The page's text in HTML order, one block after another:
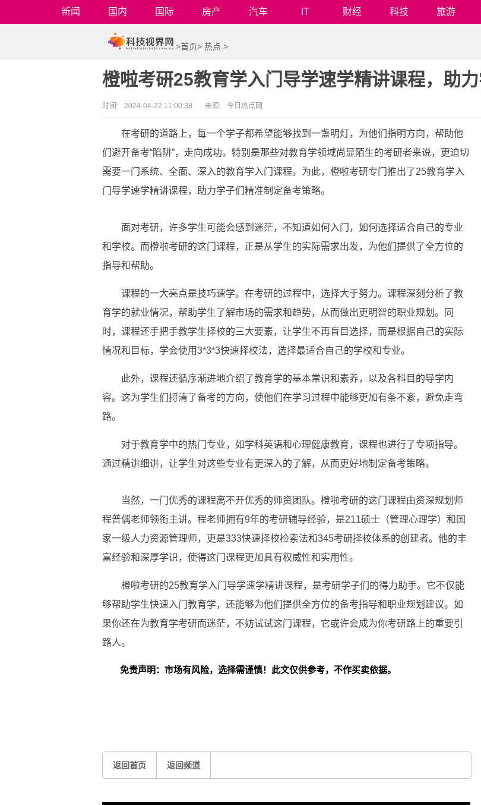
新闻 国内 国际 房产 汽车 IT 财经 科技 旅游
>首页> 热点 >
橙啦考研25教育学入门导学速学精讲课程，助
时间: 2024-04-22 11:00:38 来源: 今日热点网
在考研的道路上，每一个学子都希望能够找到一盏明灯，为他们指明方向，帮助他
们避开备考“陷阱”，走向成功。特别是那些对教育学领域尚显陌生的考研者来说，更迫切
需要一门系统、全面、深入的教育学入门课程。为此，橙啦考研专门推出了25教育学入
门导学速学精讲课程，助力学子们精准制定备考策略。
面对考研，许多学生可能会感到迷茫，不知道如何入门，如何选择适合自己的专业
和学校。而橙啦考研的这门课程，正是从学生的实际需求出发，为他们提供了全方位的
指导和帮助。
课程的一大亮点是技巧速学。在考研的过程中，选择大于努力。课程深刻分析了教
育学的就业情况，帮助学生了解市场的需求和趋势，从而做出更明智的职业规划。同
时，课程还手把手教学生择校的三大要素，让学生不再盲目选择，而是根据自己的实际
情况和目标，学会使用3*3*3快速择校法，选择最适合自己的学校和专业。
此外，课程还循序渐进地介绍了教育学的基本常识和素养，以及各科目的导学内
容。这为学生们捋清了备考的方向，使他们在学习过程中能够更加有条不紊，避免走弯
路。
对于教育学中的热门专业，如学科英语和心理健康教育，课程也进行了专项指导。
通过精讲细讲，让学生对这些专业有更深入的了解，从而更好地制定备考策略。
当然，一门优秀的课程离不开优秀的师资团队。橙啦考研的这门课程由资深规划师
程普偶老师领衔主讲。程老师拥有9年的考研辅导经验，是211硕士（管理心理学）和 国
家一级人力资源管理师，更是333快速择校检索法和345考研择校体系的创建者。他的丰
富经验和深厚学识，使得这门课程更加具有权威性和实用性。
橙啦考研的25教育学入门导学速学精讲课程，是考研学子们的得力助手。它不仅能
够帮助学生快速入门教育学，还能够为他们提供全方位的备考指导和职业规划建议。如
果你还在为教育学考研而迷茫，不妨试试这门课程，它或许会成为你考研路上的重要引
路人。
免责声明：市场有风险，选择需谨慎！此文仅供参考，不作买卖依据。
返回首页 返回频道